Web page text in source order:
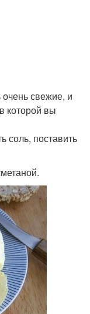
свежие, и
которой вы
соль, поставить